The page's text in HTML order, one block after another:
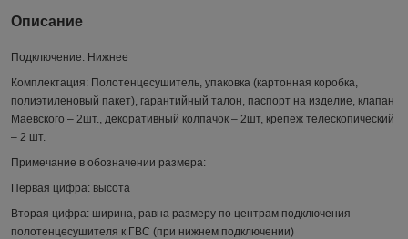
Описание
Подключение: Нижнее
Комплектация: Полотенцесушитель, упаковка (картонная коробка,
полиэтиленовый пакет), гарантийный талон, паспорт на изделие, клапан
Маевского – 2шт., декоративный колпачок – 2шт, крепеж телескопический
– 2 шт.
Примечание в обозначении размера:
Первая цифра: высота
Вторая цифра: ширина, равна размеру по центрам подключения
полотенцесушителя к ГВС (при нижнем подключении)